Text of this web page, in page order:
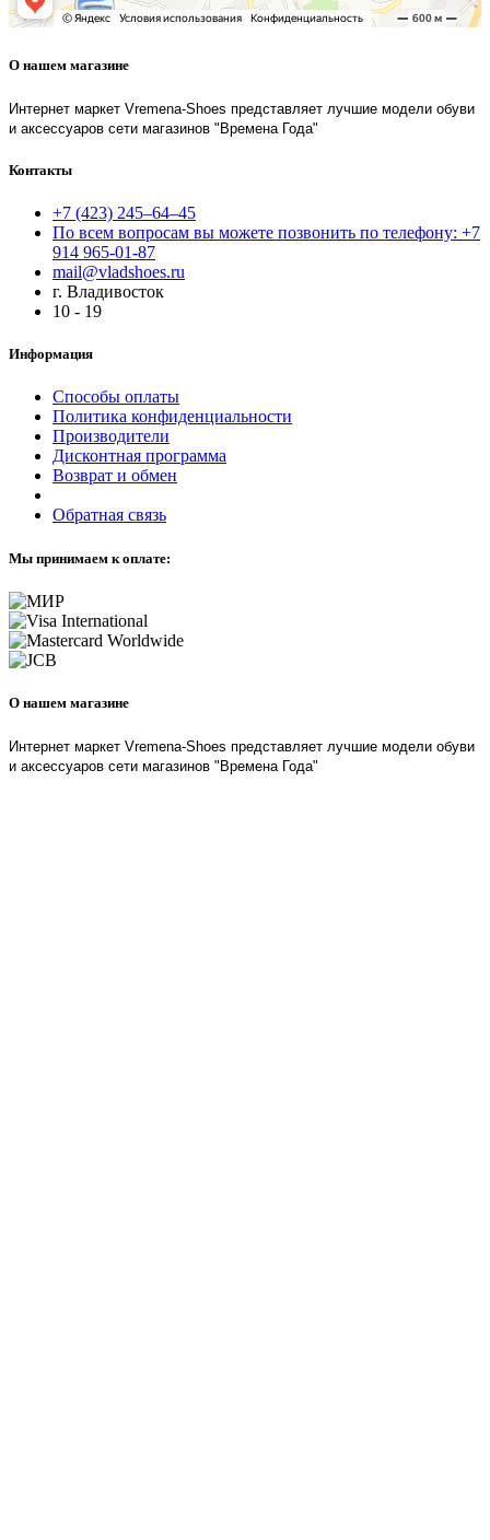
О нашем магазине
Интернет маркет Vremena-Shoes представляет лучшие модели обуви
и аксессуаров сети магазинов "Времена Года"
Контакты
+7 (423) 245–64–45
По всем вопросам вы можете позвонить по телефону: +7
914 965-01-87
mail@vladshoes.ru
г. Владивосток
10 - 19
Информация
Способы оплаты
Политика конфиденциальности
Производители
Дисконтная программа
Возврат и обмен
Обратная связь
Мы принимаем к оплате:
О нашем магазине
Интернет маркет Vremena-Shoes представляет лучшие модели обуви
и аксессуаров сети магазинов "Времена Года"